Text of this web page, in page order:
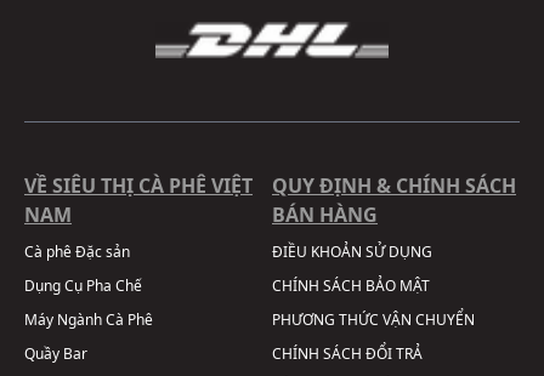
VỀ SIÊU THỊ CÀ PHÊ VIỆT
NAM
Cà phê Đặc sản
Dụng Cụ Pha Chế
Máy Ngành Cà Phê
Quầy Bar
QUY ĐỊNH & CHÍNH SÁCH
BÁN HÀNG
ĐIỀU KHOẢN SỬ DỤNG
CHÍNH SÁCH BẢO MẬT
PHƯƠNG THỨC VẬN CHUYỂN
CHÍNH SÁCH ĐỔI TRẢ